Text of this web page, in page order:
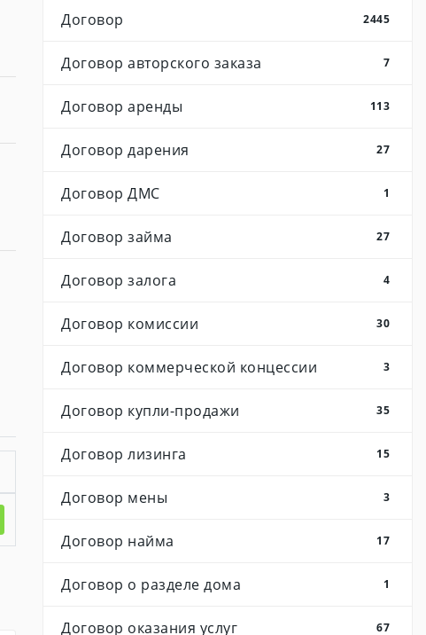
Договор 2445
Договор авторского заказа 7
Договор аренды 113
Договор дарения 27
Договор ДМС 1
Договор займа 27
Договор залога 4
Договор комиссии 30
Договор коммерческой концессии 3
Договор купли-продажи 35
Договор лизинга 15
Договор мены 3
Договор найма 17
Договор о разделе дома 1
Договор оказания услуг 67